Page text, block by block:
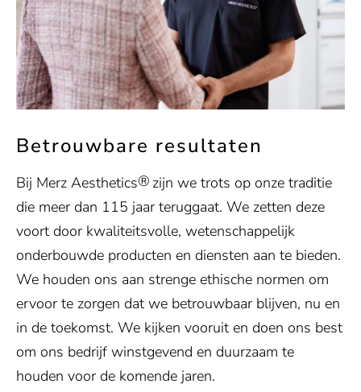
Betrouwbare resultaten
Bij Merz Aesthetics® zijn we trots op onze traditie
die meer dan 115 jaar teruggaat. We zetten deze
voort door kwaliteitsvolle, wetenschappelijk
onderbouwde producten en diensten aan te bieden.
We houden ons aan strenge ethische normen om
ervoor te zorgen dat we betrouwbaar blijven, nu en
in de toekomst. We kijken vooruit en doen ons best
om ons bedrijf winstgevend en duurzaam te
houden voor de komende jaren.